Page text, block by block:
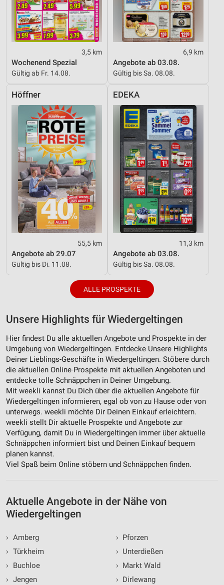
3,5 km
Wochenend Spezial
Gültig ab Fr. 14.08.
6,9 km
Angebote ab 03.08.
Gültig bis Sa. 08.08.
Höffner
55,5 km
Angebote ab 29.07
Gültig bis Di. 11.08.
EDEKA
11,3 km
Angebote ab 03.08.
Gültig bis Sa. 08.08.
ALLE PROSPEKTE
Unsere Highlights für Wiedergeltingen
Hier findest Du alle aktuellen Angebote und Prospekte in der
Umgebung von Wiedergeltingen. Entdecke Unsere Highlights
Deiner Lieblings-Geschäfte in Wiedergeltingen. Stöbere durch
die aktuellen Online-Prospekte mit aktuellen Angeboten und
entdecke tolle Schnäppchen in Deiner Umgebung.
Mit weekli kannst Du Dich über die aktuellen Angebote für
Wiedergeltingen informieren, egal ob von zu Hause oder von
unterwegs. weekli möchte Dir Deinen Einkauf erleichtern.
weekli stellt Dir aktuelle Prospekte und Angebote zur
Verfügung, damit Du in Wiedergeltingen immer über aktuelle
Schnäppchen informiert bist und Deinen Einkauf bequem
planen kannst.
Viel Spaß beim Online stöbern und Schnäppchen finden.
Aktuelle Angebote in der Nähe von
Wiedergeltingen
› Amberg
› Türkheim
›
Buchloe
› Jengen
› Pforzen
› Unterdießen
› Markt Wald
› Dirlewang
Performance
Funktional